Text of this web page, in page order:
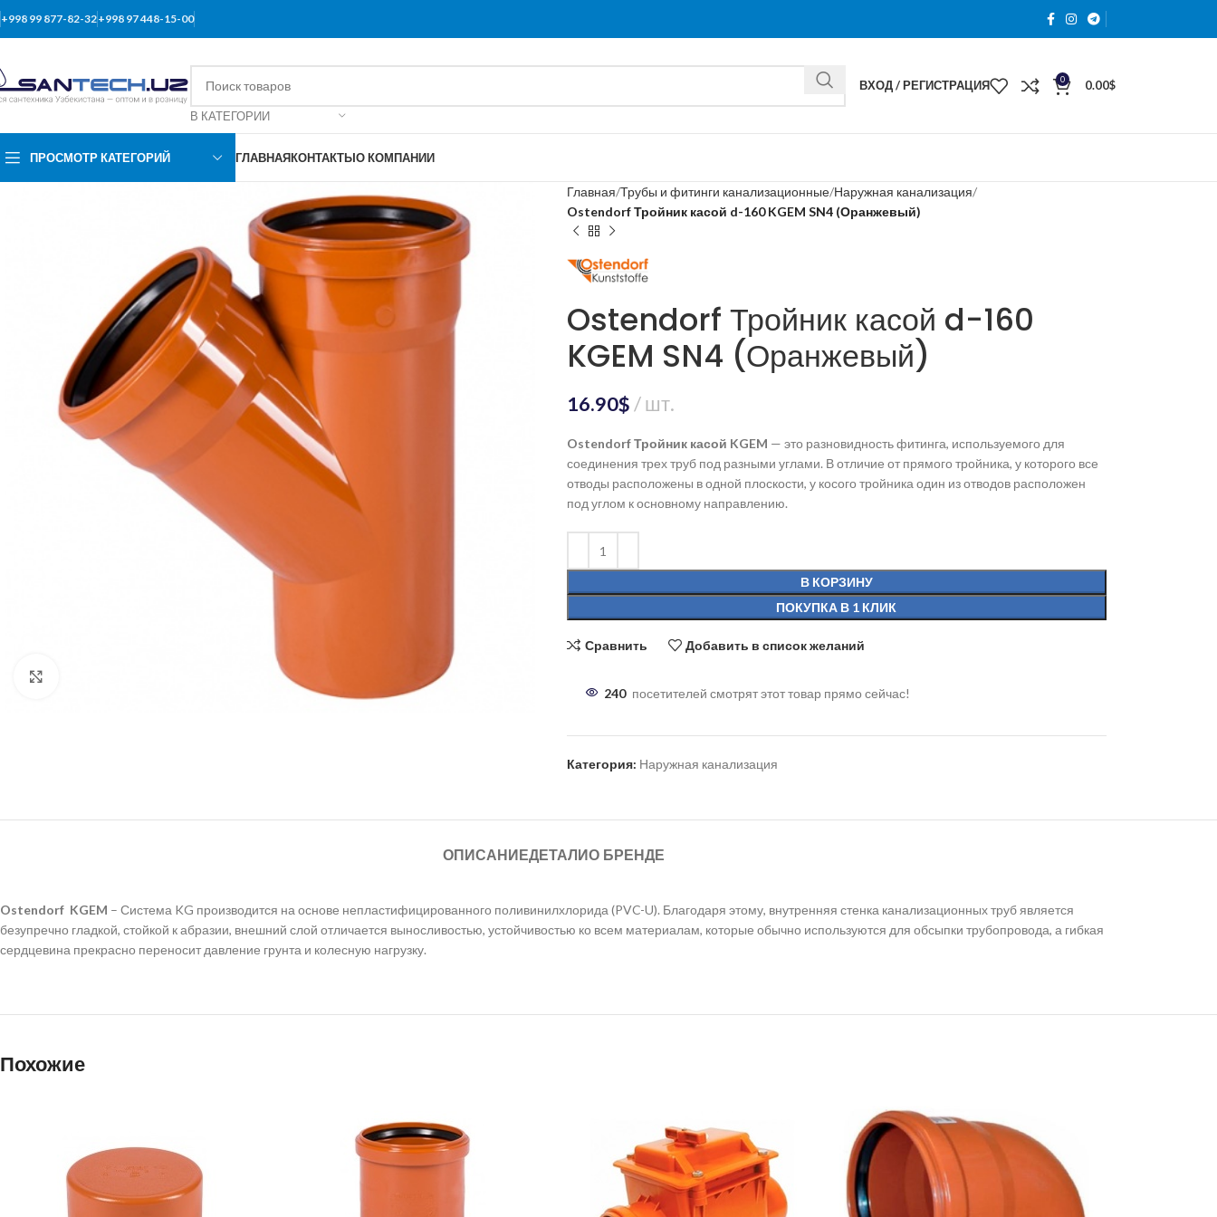
+998 99 877-82-32+998 97 448-15-00
В КАТЕГОРИИ
ВХОД / РЕГИСТРАЦИЯ 0 0.00$
ПРОСМОТР КАТЕГОРИЙ ГЛАВНАЯКОНТАКТЫО КОМПАНИИ
Главная Трубы и фитинги канализационные Наружная канализация
Ostendorf Тройник касой d-160 KGEM SN4 (Оранжевый)
Ostendorf Тройник касой d-160
KGEM SN4 (Оранжевый)
16.90$ шт.
Ostendorf Тройник касой KGEM — это разновидность фитинга, используемого для
соединения трех труб под разными углами. В отличие от прямого тройника, у которого все
отводы расположены в одной плоскости, у косого тройника один из отводов расположен
под углом к основному направлению.
В КОРЗИНУ
ПОКУПКА В 1 КЛИК
Сравнить Добавить в список желаний
240 посетителей смотрят этот товар прямо сейчас!
Категория: Наружная канализация
ОПИСАНИЕДЕТАЛИО БРЕНДЕ
Ostendorf KGEM – Система KG производится на основе непластифицированного поливинилхлорида (PVC-U). Благодаря этому, внутренняя стенка канализационных труб является
безупречно гладкой, стойкой к абразии, внешний слой отличается выносливостью, устойчивостью ко всем материалам, которые обычно используются для обсыпки трубопровода, а гибкая
сердцевина прекрасно переносит давление грунта и колесную нагрузку.
Похожие